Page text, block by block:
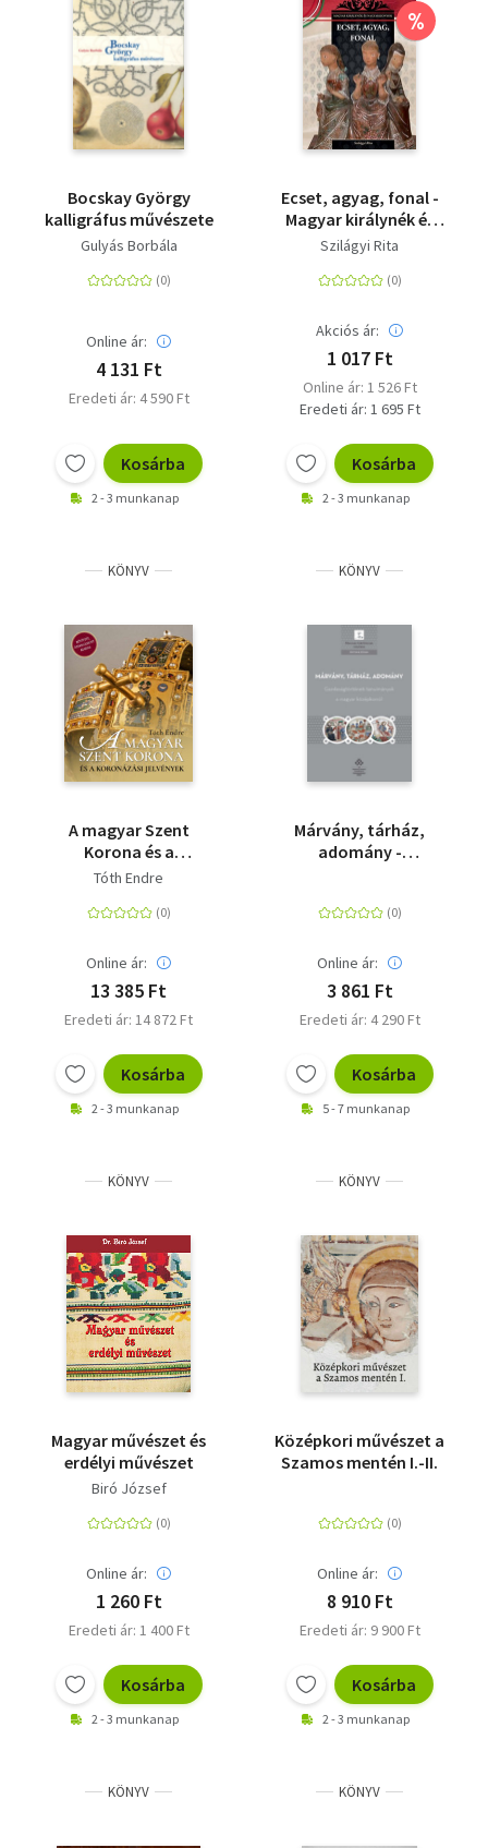
Bocskay György
kalligráfus művészete
Gulyás Borbála
Online ár:
4 131 Ft
Eredeti ár: 4 590 Ft
Kosárba
2 - 3 munkanap
%
Ecset, agyag, fonal -
Magyar királynék és
nagyasszonyok 26.
Szilágyi Rita
Akciós ár:
1 017 Ft
Online ár: 1 526 Ft
Eredeti ár: 1 695 Ft
Kosárba
2 - 3 munkanap
KÖNYV
A magyar Szent
Korona és a
koronázási jelvények -
kiadás
Tóth Endre
Online ár:
13 385 Ft
Eredeti ár: 14 872 Ft
Kosárba
2 - 3 munkanap
KÖNYV
Márvány, tárház,
adomány -
magyar középkorról
Online ár:
3 861 Ft
Eredeti ár: 4 290 Ft
Kosárba
5 - 7 munkanap
KÖNYV
Magyar művészet és
erdélyi művészet
Biró József
Online ár:
1 260 Ft
Eredeti ár: 1 400 Ft
Kosárba
2 - 3 munkanap
KÖNYV
Középkori művészet a
Szamos mentén I.-II.
Online ár:
8 910 Ft
Eredeti ár: 9 900 Ft
Kosárba
2 - 3 munkanap
KÖNYV KÖNYV